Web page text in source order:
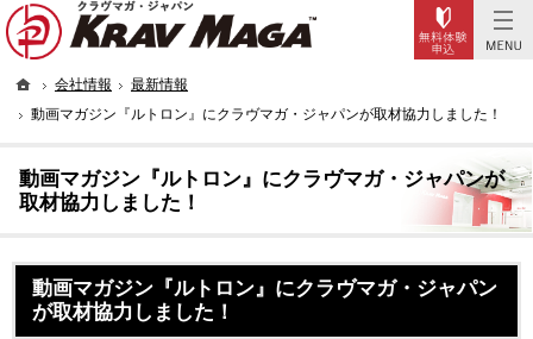
ホーム
会社情報
最新情報
動画マガジン『ルトロン』にクラヴマガ・ジャパンが取材協力しました！
動画マガジン『ルトロン』にクラヴマガ・ジャパンが
取材協力しました！
実戦型の護身術。女性に人気のフィットネス・本格的な格闘技ならクラヴマガへ。
女性でも「フィットネス感覚で護身術を習うことができる！」東京・大阪・名古屋の護
動画マガジン『ルトロン』にクラヴマガ・ジャパン
が取材協力しました！